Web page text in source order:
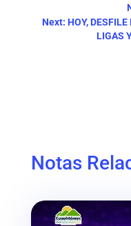
Next: HOY, DESFILE
LIGAS
Notas